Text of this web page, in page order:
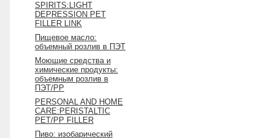
SPIRITS:LIGHT
DEPRESSION PET
FILLER LINK
Пищевое масло:
объемный розлив в ПЭТ
Моющиe средства и
химические продукты:
объемным розлив в
ПЭТ/PP
PERSONAL AND HOME
CARE:PERISTALTIC
PET/PP FILLER
Пиво: изобарический